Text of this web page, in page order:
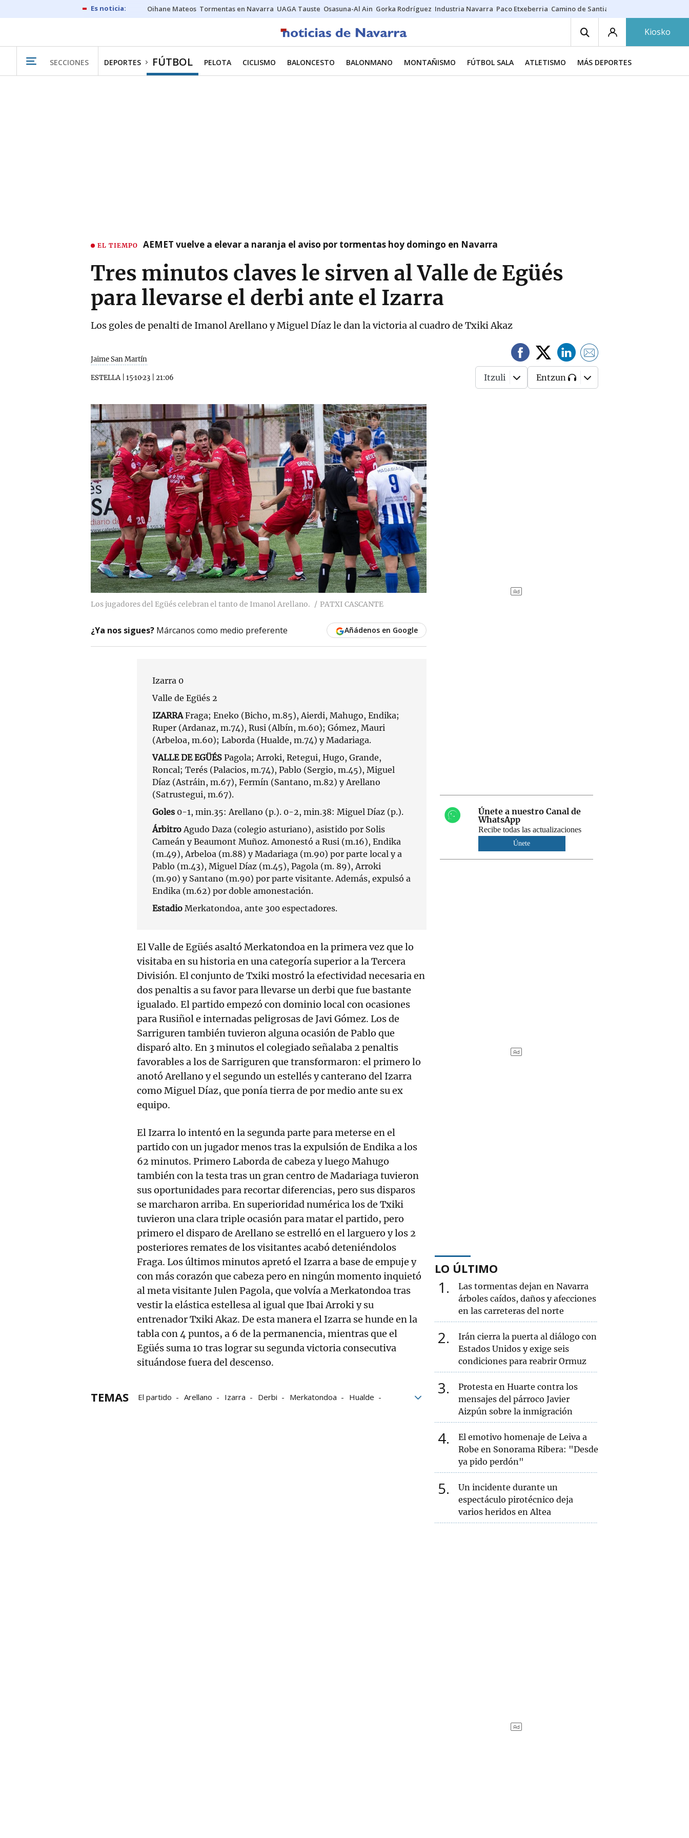
Oihane Mateos Tormentas en Navarra UAGA Tauste Osasuna-Al Ain Gorka Rodríguez Industria Navarra Paco Etxeberria Camino de Santiago
Kiosko
SECCIONES DEPORTES FÚTBOL PELOTA CICLISMO BALONCESTO BALONMANO MONTAÑISMO FÚTBOL SALA ATLETISMO MÁS DEPORTES
EL TIEMPO AEMET vuelve a elevar a naranja el aviso por tormentas hoy domingo en Navarra
Tres minutos claves le sirven al Valle de Egüés
para llevarse el derbi ante el Izarra
Los goles de penalti de Imanol Arellano y Miguel Díaz le dan la victoria al cuadro de Txiki Akaz
Jaime San Martín
ESTELLA| 15·10·23 21:06 Itzuli Entzun
Los jugadores del Egüés celebran el tanto de Imanol Arellano. PATXI CASCANTE
¿Ya nos sigues? Márcanos como medio preferente Añádenos en Google
Izarra 0
Valle de Egüés 2
IZARRAFraga; Eneko (Bicho, m.85), Aierdi, Mahugo, Endika;
Ruper (Ardanaz, m.74), Rusi (Albín, m.60); Gómez, Mauri
(Arbeloa, m.60); Laborda (Hualde, m.74) y Madariaga.
VALLE DE EGÜÉS Pagola; Arroki, Retegui, Hugo, Grande,
Roncal; Terés (Palacios, m.74), Pablo (Sergio, m.45), Miguel
Díaz (Astráin, m.67), Fermín (Santano, m.82) y Arellano
(Satrustegui, m.67).
Goles 0-1, min.35: Arellano (p.). 0-2, min.38: Miguel Díaz (p.).
Árbitro Agudo Daza (colegio asturiano), asistido por Solis
Cameán y Beaumont Muñoz. Amonestó a Rusi (m.16), Endika
(m.49), Arbeloa (m.88) y Madariaga (m.90) por parte local y a
Pablo (m.43), Miguel Díaz (m.45), Pagola (m. 89), Arroki
(m.90) y Santano (m.90) por parte visitante. Además, expulsó a
Endika (m.62) por doble amonestación.
Estadio Merkatondoa, ante 300 espectadores.
El Valle de Egüés asaltó Merkatondoa en la primera vez que lo
visitaba en su historia en una categoría superior a la Tercera
División. El conjunto de Txiki mostró la efectividad necesaria en
dos penaltis a su favor para llevarse un derbi que fue bastante
igualado. El partido empezó con dominio local con ocasiones
para Rusiñol e internadas peligrosas de Javi Gómez. Los de
Sarriguren también tuvieron alguna ocasión de Pablo que
disparó alto. En 3 minutos el colegiado señalaba 2 penaltis
favorables a los de Sarriguren que transformaron: el primero lo
anotó Arellano y el segundo un estellés y canterano del Izarra
como Miguel Díaz, que ponía tierra de por medio ante su ex
equipo.
El Izarra lo intentó en la segunda parte para meterse en el
partido con un jugador menos tras la expulsión de Endika a los
62 minutos. Primero Laborda de cabeza y luego Mahugo
también con la testa tras un gran centro de Madariaga tuvieron
sus oportunidades para recortar diferencias, pero sus disparos
se marcharon arriba. En superioridad numérica los de Txiki
tuvieron una clara triple ocasión para matar el partido, pero
primero el disparo de Arellano se estrelló en el larguero y los 2
posteriores remates de los visitantes acabó deteniéndolos
Fraga. Los últimos minutos apretó el Izarra a base de empuje y
con más corazón que cabeza pero en ningún momento inquietó
al meta visitante Julen Pagola, que volvía a Merkatondoa tras
vestir la elástica estellesa al igual que Ibai Arroki y su
entrenador Txiki Akaz. De esta manera el Izarra se hunde en la
tabla con 4 puntos, a 6 de la permanencia, mientras que el
Egüés suma 10 tras lograr su segunda victoria consecutiva
situándose fuera del descenso.
TEMAS El partido Arellano Izarra Derbi Merkatondoa
Hualde
Únete a nuestro Canal de
WhatsApp
Recibe todas las actualizaciones
Únete
LO ÚLTIMO
1
Las tormentas dejan en Navarra
árboles caídos, daños y afecciones
en las carreteras del norte
2
Irán cierra la puerta al diálogo con
Estados Unidos y exige seis
condiciones para reabrir Ormuz
3
Protesta en Huarte contra los
mensajes del párroco Javier
Aizpún sobre la inmigración
4
El emotivo homenaje de Leiva a
Robe en Sonorama Ribera: "Desde
ya pido perdón"
5
Un incidente durante un
espectáculo pirotécnico deja
varios heridos en Altea